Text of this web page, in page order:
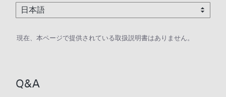
現在、本ページで提供されている取扱説明書はありません。
Q&A